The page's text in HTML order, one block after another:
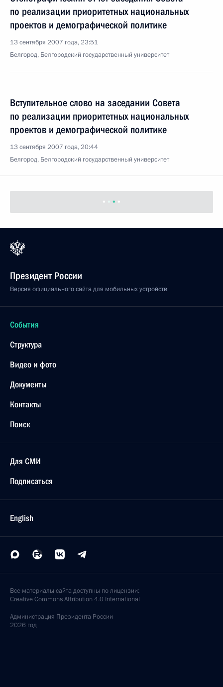
по реализации приоритетных национальных
проектов и демографической политике
13 сентября 2007 года, 23:51
Белгород, Белгородский государственный университет
Вступительное слово на заседании Совета
по реализации приоритетных национальных
проектов и демографической политике
13 сентября 2007 года, 20:44
Белгород, Белгородский государственный университет
Президент России
Версия официального сайта для мобильных устройств
События
Структура
Видео и фото
Документы
Контакты
Поиск
Для СМИ
Подписаться
English
Все материалы сайта доступны по лицензии:
Creative Commons Attribution 4.0 International
Администрация Президента России
2026 год